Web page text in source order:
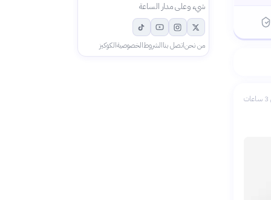
شيء وعلى مدار الساعة
من نحناتصل بناالشروطالخصوصيةالكوكيز